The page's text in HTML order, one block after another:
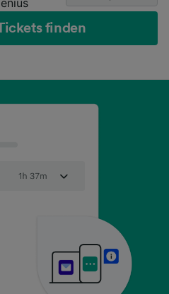
finden